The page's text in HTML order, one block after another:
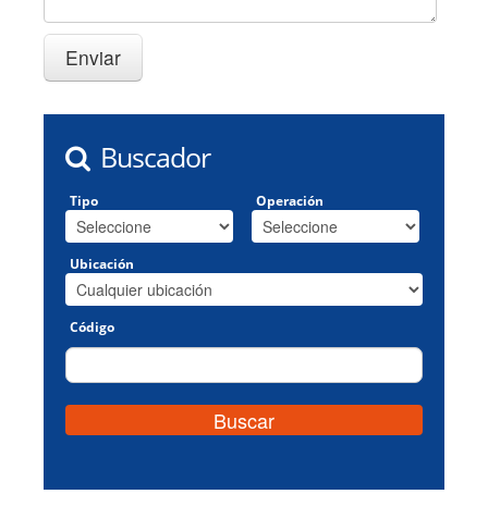
Buscador
Tipo Operación
Ubicación
Código